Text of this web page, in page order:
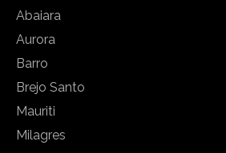
Abaiara
Aurora
Barro
Brejo Santo
Mauriti
Milagres